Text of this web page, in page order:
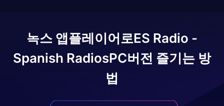
녹스 앱플레이어로ES Radio -
Spanish RadiosPC버전 즐기는 방
법